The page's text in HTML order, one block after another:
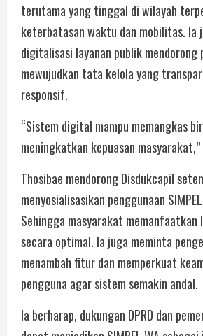
terutama yang tinggal di wilayah
keterbatasan waktu dan mobilitas. Ia
digitalisasi layanan publik mendorong
mewujudkan tata kelola yang
responsif.
“Sistem digital mampu memangkas
meningkatkan kepuasan
Thosibae mendorong Disdukcapil
menyosialisasikan penggunaan
Sehingga masyarakat memanfaatkan
secara optimal. Ia juga meminta
menambah fitur dan memperkuat
pengguna agar sistem semakin andal.
Ia berharap, dukungan DPRD dan